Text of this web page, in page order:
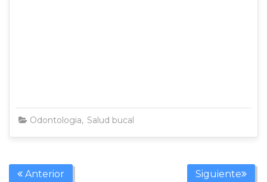
Odontologia, Salud bucal
Anterior Siguiente